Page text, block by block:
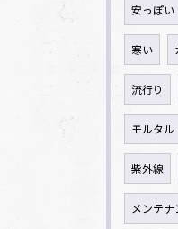
安っぽい
寒い
流行り
モルタル
紫外線
メンテナ